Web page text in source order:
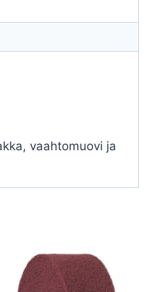
vaahtomuovi ja